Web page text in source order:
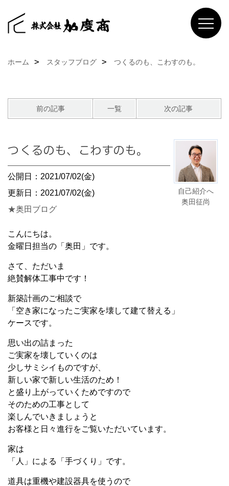
ホーム スタッフブログ つくるのも、こわすのも。
前の記事 一覧 次の記事
自己紹介へ
奥田征尚
つくるのも、こわすのも。
公開日：2021/07/02(金)
更新日：2021/07/02(金)
★奥田ブログ
こんにちは。
金曜日担当の「奥田」です。
さて、ただいま
絶賛解体工事中です！
新築計画のご相談で
「空き家になったご実家を壊して建て替える」
ケースです。
思い出の詰まった
ご実家を壊していくのは
少しサミシイものですが、
新しい家で新しい生活のため！
と盛り上がっていくためですので
そのための工事として
楽しんでいきましょうと
お客様と日々進行をご覧いただいています。
家は
「人」による「手づくり」です。
道具は重機や建設器具を使うので